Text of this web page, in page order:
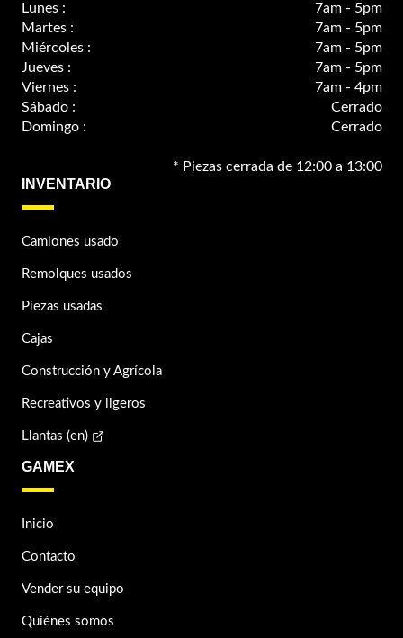
Lunes :
7am - 5pm
Martes :
7am - 5pm
Miércoles :
7am - 5pm
Jueves :
7am - 5pm
Viernes :
7am - 4pm
Sábado :
Cerrado
Domingo :
Cerrado
* Piezas cerrada de 12:00 a 13:00
INVENTARIO
Camiones usado
Remolques usados
Piezas usadas
Cajas
Construcción y Agrícola
Recreativos y ligeros
Llantas (en)
GAMEX
Inicio
Contacto
Vender su equipo
Quiénes somos